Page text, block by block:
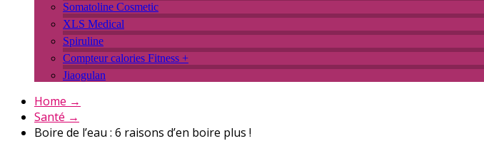
Somatoline Cosmetic
XLS Medical
Spiruline
Compteur calories Fitness +
Jiaogulan
Home →
Santé →
Boire de l’eau : 6 raisons d’en boire plus !